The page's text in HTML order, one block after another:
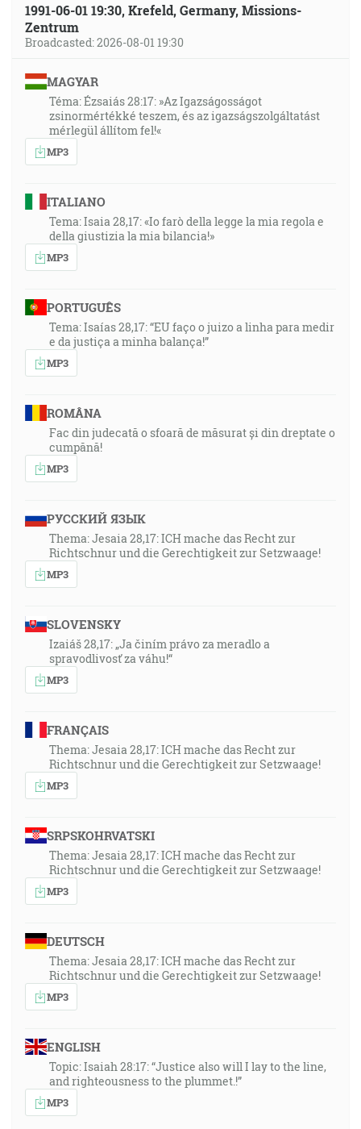
1991-06-01 19:30, Krefeld, Germany, Missions-
Zentrum
Broadcasted: 2026-08-01 19:30
MAGYAR
Téma: Ézsaiás 28:17: »Az Igazságosságot
zsinormértékké teszem, és az igazságszolgáltatást
mérlegül állítom fel!«
MP3
ITALIANO
Tema: Isaia 28,17: «Io farò della legge la mia regola e
della giustizia la mia bilancia!»
MP3
PORTUGUÊS
Tema: Isaías 28,17: “EU faço o juizo a linha para medir
e da justiça a minha balança!”
MP3
ROMÂNA
Fac din judecată o sfoară de măsurat și din dreptate o
cumpănă!
MP3
РУССКИЙ ЯЗЫК
Thema: Jesaia 28,17: ICH mache das Recht zur
Richtschnur und die Gerechtigkeit zur Setzwaage!
MP3
SLOVENSKY
Izaiáš 28,17: „Ja činím právo za meradlo a
spravodlivosť za váhu!“
MP3
FRANÇAIS
Thema: Jesaia 28,17: ICH mache das Recht zur
Richtschnur und die Gerechtigkeit zur Setzwaage!
MP3
SRPSKOHRVATSKI
Thema: Jesaia 28,17: ICH mache das Recht zur
Richtschnur und die Gerechtigkeit zur Setzwaage!
MP3
DEUTSCH
Thema: Jesaia 28,17: ICH mache das Recht zur
Richtschnur und die Gerechtigkeit zur Setzwaage!
MP3
ENGLISH
Topic: Isaiah 28:17: “Justice also will I lay to the line,
and righteousness to the plummet.!”
MP3